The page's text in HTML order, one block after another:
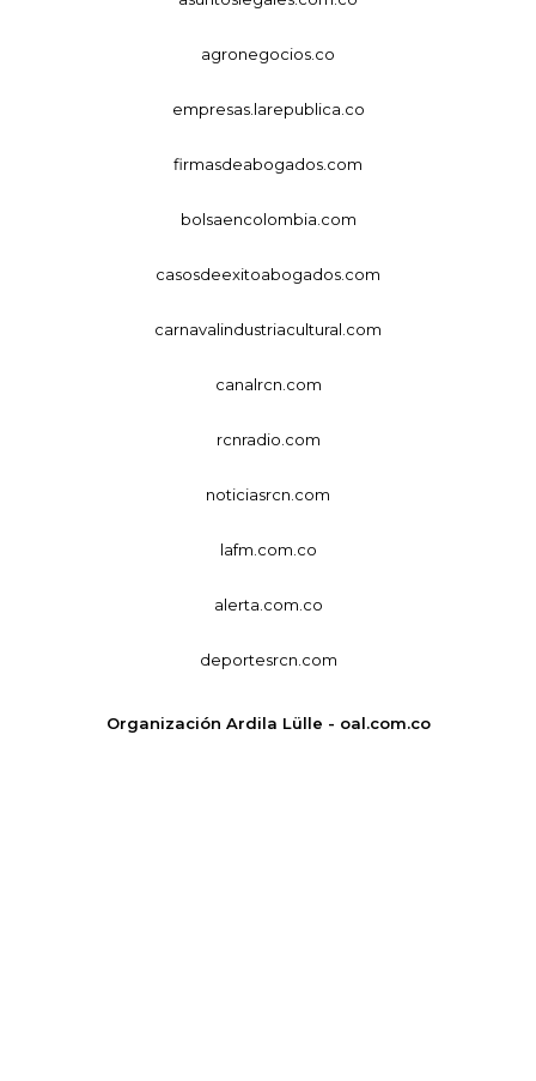
agronegocios.co
empresas.larepublica.co
firmasdeabogados.com
bolsaencolombia.com
casosdeexitoabogados.com
carnavalindustriacultural.com
canalrcn.com
rcnradio.com
noticiasrcn.com
lafm.com.co
alerta.com.co
deportesrcn.com
Organización Ardila Lülle - oal.com.co